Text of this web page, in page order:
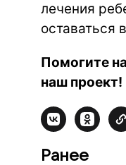
лечения
оставаться
Помогите
наш проект!
Ранее